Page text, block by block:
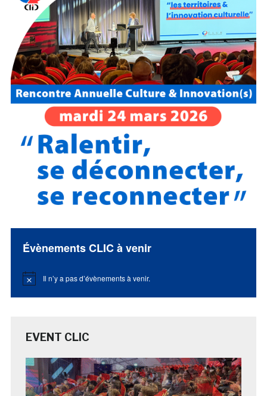
Évènements CLIC à venir
Notice Il n’y a pas d’évènements à venir.
EVENT CLIC